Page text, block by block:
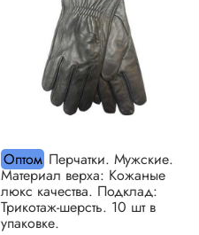
Оптом Перчатки. Мужские.
Материал верха: Кожаные
люкс качества. Подклад:
Трикотаж-шерсть. 10 шт в
упаковке.